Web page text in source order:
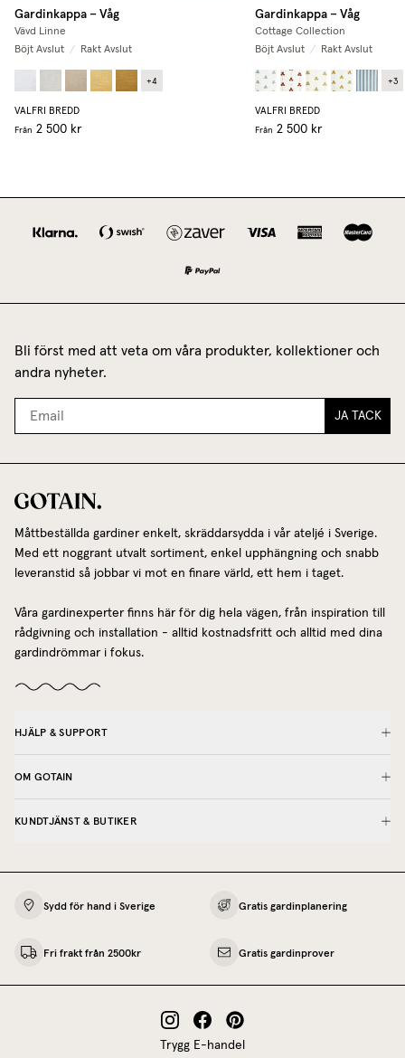
Gardinkappa – Våg
Vävd Linne
Böjt Avslut / Rakt Avslut
+4
VALFRI BREDD
Från 2 500 kr
Gardinkappa – Våg
Cottage Collection
Böjt Avslut / Rakt Avslut
+3
VALFRI BREDD
Från 2 500 kr
Bli först med att veta om våra produkter, kollektioner och
andra nyheter.
JA TACK
Måttbeställda gardiner enkelt, skräddarsydda i vår ateljé i Sverige.
Med ett noggrant utvalt sortiment, enkel upphängning och snabb
leveranstid så jobbar vi mot en finare värld, ett hem i taget.
Våra gardinexperter finns här för dig hela vägen, från inspiration till
rådgivning och installation - alltid kostnadsfritt och alltid med dina
gardindrömmar i fokus.
HJÄLP & SUPPORT
OM GOTAIN
KUNDTJÄNST & BUTIKER
Sydd för hand i Sverige Gratis gardinplanering
Fri frakt från 2500kr Gratis gardinprover
Trygg E-handel